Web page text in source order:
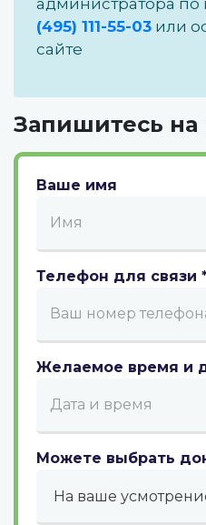
администратора по
(495) 111-55-03 или
сайте
Запишитесь
Ваше имя
Телефон для связи
Желаемое время и
Можете выбрать